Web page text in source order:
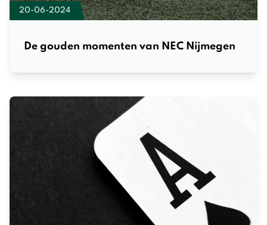
20-06-2024
De gouden momenten van NEC Nijmegen